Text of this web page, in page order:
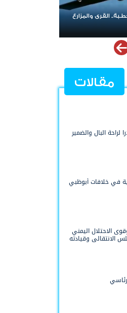
شعبية مدوية في وجه
الجنوب بحقه في تقرير
مقالات
البال والضمير
في خلافات أبوظبي
الاحتلال اليمني
الانتقالي وقيادته